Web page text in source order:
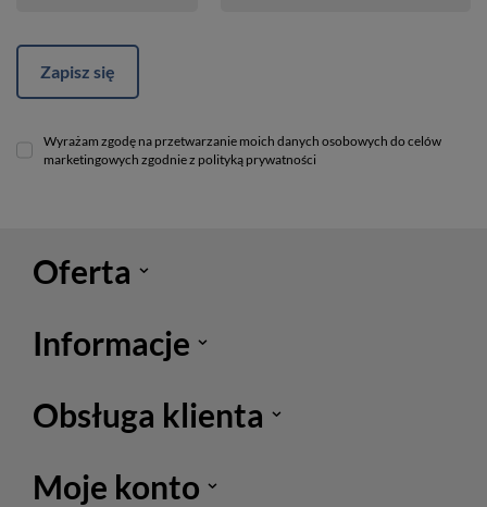
Zapisz się
Wyrażam zgodę na przetwarzanie moich danych osobowych do celów
marketingowych zgodnie z polityką prywatności
Oferta
Informacje
Obsługa klienta
Moje konto